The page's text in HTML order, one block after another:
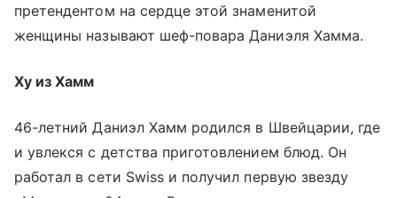
претендентом на сердце этой знаменитой
женщины называют шеф-повара Даниэля Хамма.
Ху из Хамм
46-летний Даниэл Хамм родился в Швейцарии, где
и увлекся с детства приготовлением блюд. Он
работал в сети Swiss и получил первую звезду